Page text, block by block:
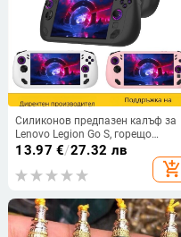
Силиконов предпазен калъф за
Lenovo Legion Go S, горещо
пресована изработка, тегло 90 г
13.97 €/27.32 лв
add_shopping_cart